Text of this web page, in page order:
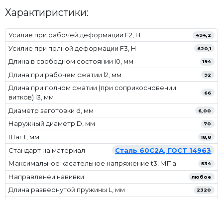
Характиристики:
Усилие при рабочей деформации F2, Н 494,2
Усилие при полной деформации F3, Н 620,1
Длина в свободном состоянии l0, мм 194
Длина при рабочем сжатии l2, мм 92
Длина при полном сжатии (при соприкосновении
витков) l3, мм
66
Диаметр заготовки d, мм 6,00
Наружный диаметр D, мм 70
Шаг t, мм 18,8
Стандарт на материал
Сталь 60С2А, ГОСТ 14963
Максимальное касательное напряжение t3, МПа
534
Направленеи навивки любое
Длина развернутой пружины L, мм 2320